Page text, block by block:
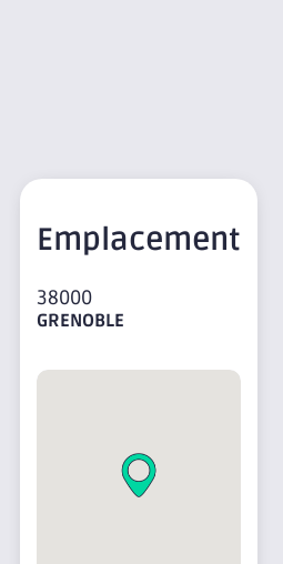
Emplacement
38000
GRENOBLE